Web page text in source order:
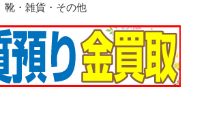
靴・雑貨・その他
靴
手袋
帽子
サングラス
ライター
ネクタイ
ベルト
マフラー系
キーホルダー
食器・陶器
版画
その他